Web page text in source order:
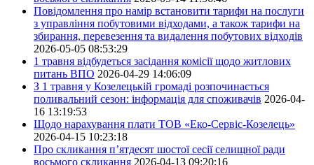
Повідомлення про намір встановити тарифи на послуги
з управління побутовими відходами, а також тарифи на
збирання, перевезення та видалення побутових відходів
2026-05-05 08:53:29
1 травня відбудеться засідання комісії щодо житлових
питань ВПО 2026-04-29 14:06:09
З 1 травня у Козелецькій громаді розпочинається
поливальний сезон: інформація для споживачів 2026-04-
16 13:19:53
Щодо нарахування плати ТОВ «Еко-Сервіс-Козелець»
2026-04-15 10:23:18
Про скликання п’ятдесят шостої сесії селищної ради
восьмого скликання 2026-04-13 09:20:16